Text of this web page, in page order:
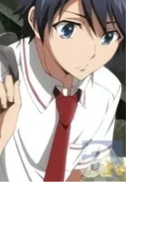
るか坂木しず
沙：髙野麻美今
美本田豊：西地
禎丞矢野エリ
郎：吉野裕行小
渡辺隼：松風雅
衣スタッフ監